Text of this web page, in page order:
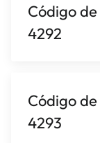
Código de
4292
Código de
4293